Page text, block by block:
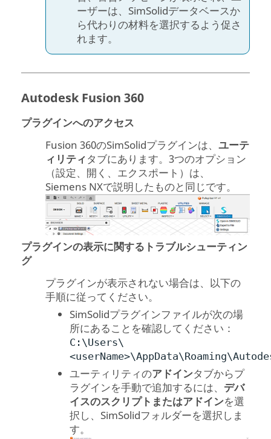
ーザーは、SimSolidデータベースか
ら代わりの材料を選択するよう促さ
れます。
Autodesk Fusion 360
プラグインへのアクセス
Fusion 360のSimSolidプラグインは、ユーテ
ィリティタブにあります。3つのオプション
（設定、開く、エクスポート）は、
Siemens NXで説明したものと同じです。
プラグインの表示に関するトラブルシューティン
グ
プラグインが表示されない場合は、以下の
手順に従ってください。
SimSolidプラグインファイルが次の場
所にあることを確認してください：
C:\Users\
ユーティリティのアドインタブからプ
ラグインを手動で追加するには、 デバ
イスのスクリプトまたはアドインを選
択し、SimSolidフォルダーを選択しま
す。